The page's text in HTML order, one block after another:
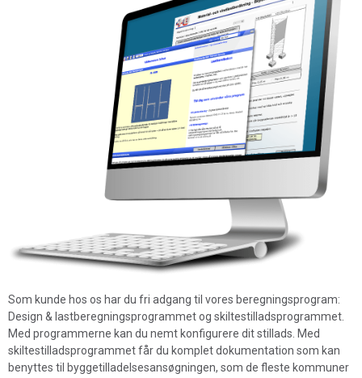
Som kunde hos os har du fri adgang til vores beregningsprogram:
Design & lastberegningsprogrammet og skiltestilladsprogrammet.
Med programmerne kan du nemt konfigurere dit stillads. Med
skiltestilladsprogrammet får du komplet dokumentation som kan
benyttes til byggetilladelsesansøgningen, som de fleste kommuner